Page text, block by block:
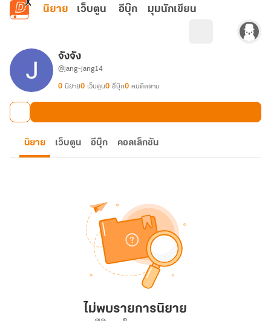
ข้ามไปยังเนื้อหาหลัก
นิยาย เว็บตูน อีบุ๊ก มุมนักเขียน
จังจัง
@jang-jang14
0 นิยาย0 เว็บตูน0 อีบุ๊ก0 คนติดตาม
นิยาย เว็บตูน อีบุ๊ก คอลเล็กชัน
ไม่พบรายการนิยาย